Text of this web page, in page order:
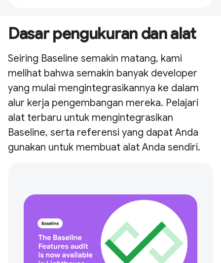
Dasar pengukuran dan alat
Seiring Baseline semakin matang, kami
melihat bahwa semakin banyak developer
yang mulai mengintegrasikannya ke dalam
alur kerja pengembangan mereka. Pelajari
alat terbaru untuk mengintegrasikan
Baseline, serta referensi yang dapat Anda
gunakan untuk membuat alat Anda sendiri.